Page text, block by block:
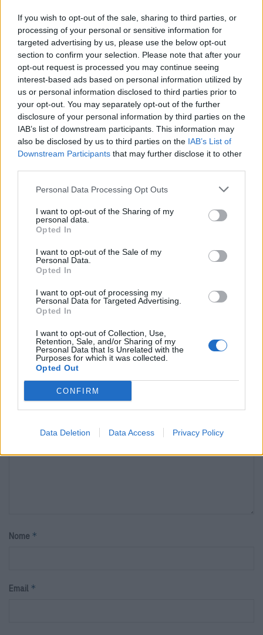
If you wish to opt-out of the sale, sharing to third parties, or
processing of your personal or sensitive information for
targeted advertising by us, please use the below opt-out
section to confirm your selection. Please note that after your
opt-out request is processed you may continue seeing
interest-based ads based on personal information utilized by
us or personal information disclosed to third parties prior to
your opt-out. You may separately opt-out of the further
disclosure of your personal information by third parties on the
IAB’s list of downstream participants. This information may
also be disclosed by us to third parties on the IAB’s List of
Downstream Participants that may further disclose it to other
Personal Data Processing Opt Outs
I want to opt-out of the Sharing of my
personal data.
Opted In
I want to opt-out of the Sale of my
Personal Data.
Opted In
I want to opt-out of processing my
Personal Data for Targeted Advertising.
Opted In
I want to opt-out of Collection, Use,
Retention, Sale, and/or Sharing of my
Personal Data that Is Unrelated with the
Purposes for which it was collected.
Opted Out
CONFIRM
Data Deletion Data Access Privacy Policy
Seeking Adventure, um filme para lançar o
novo D36 Cabin
PORVICTORIA CALDERON 7 DE AGOSTO, 2026
deixa aviso sério
REDAÇÃO 6 DE AGOSTO, 2026
Deixe um comentário
O seu endereço de email não será publicado. Campos obrigatórios
marcados com *
*
Nome *
Email *